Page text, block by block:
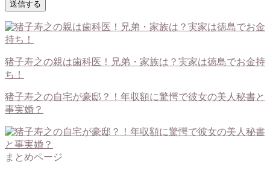
猪子寿之の親は歯科医！兄弟・家族は？実家は徳島でお金持
ち！
猪子寿之の自宅が豪邸？！年収額に驚愕で彼女の美人秘書と
事実婚？
まとめページ